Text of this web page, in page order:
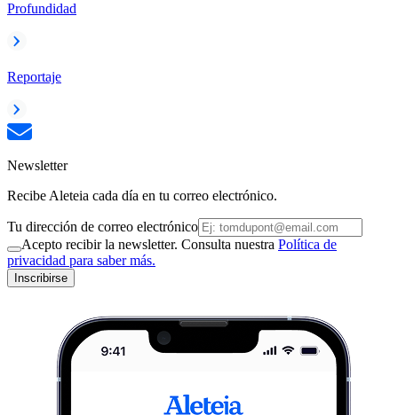
Profundidad
Reportaje
Newsletter
Recibe Aleteia cada día en tu correo electrónico.
Tu dirección de correo electrónico
Acepto recibir la newsletter. Consulta nuestra Política de
privacidad para saber más.
Inscribirse